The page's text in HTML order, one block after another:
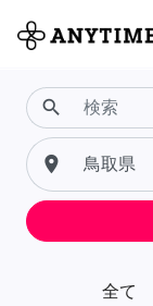
全て
search
place